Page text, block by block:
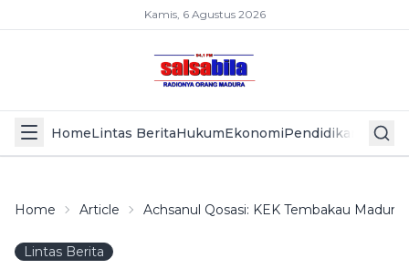
Kamis, 6 Agustus 2026
HomeLintas BeritaHukumEkonomiPendidikan Politik
Home Article Achsanul Qosasi: KEK Tembakau
Lintas Berita